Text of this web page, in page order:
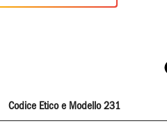
Codice Etico e Modello 231